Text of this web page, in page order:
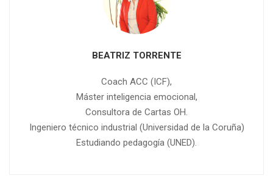
BEATRIZ TORRENTE
Coach ACC (ICF),
Máster inteligencia emocional,
Consultora de Cartas OH.
Ingeniero técnico industrial (Universidad de la Coruña)
Estudiando pedagogía (UNED).